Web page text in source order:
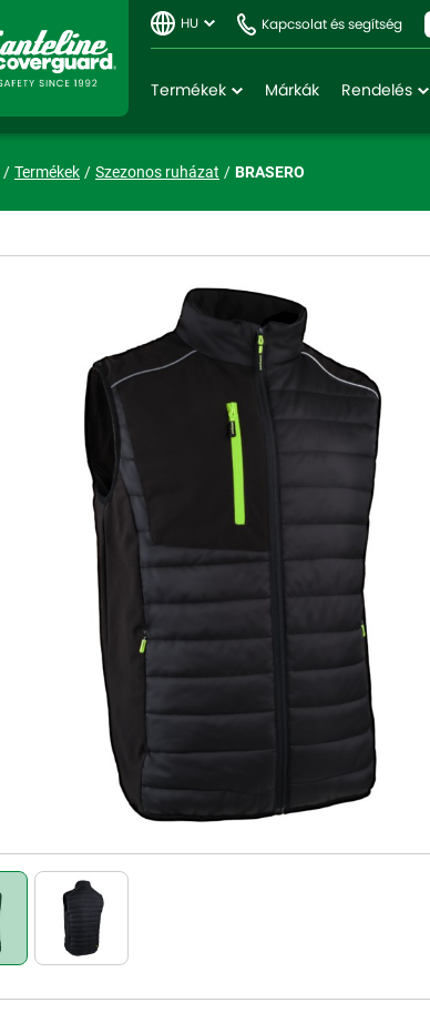
HU Kapcsolat és segítség
Termékek Márkák Rendelés
Termékek Szezonos ruházat BRASERO